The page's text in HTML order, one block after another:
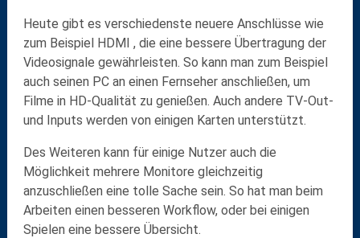
Heute gibt es verschiedenste neuere Anschlüsse wie
zum BeispielHDMI , die eine bessere Übertragung der
Videosignale gewährleisten. So kann man zum Beispiel
auch seinen PC an einen Fernseher anschließen, um
Filme in HD-Qualität zu genießen. Auch andere TV-Out-
und Inputs werden von einigen Karten unterstützt.
Des Weiteren kann für einige Nutzer auch die
Möglichkeit mehrere Monitore gleichzeitig
anzuschließen eine tolle Sache sein. So hat man beim
Arbeiten einen besseren Workflow, oder bei einigen
Spielen eine bessere Übersicht.